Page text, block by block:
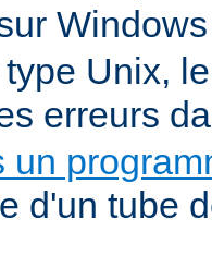
Unix,
erreurs
un
d'un tube